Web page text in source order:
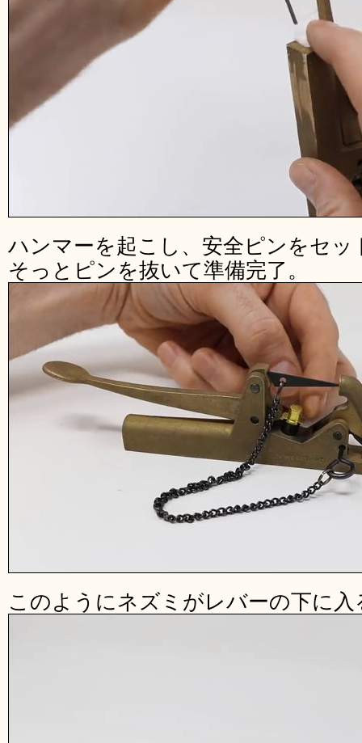
ハンマーを起こし、安全ピンをセ
そっとピンを抜いて準備完了。
このようにネズミがレバーの下に